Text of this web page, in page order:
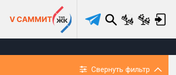
V САММИТ
Свернуть фильтр